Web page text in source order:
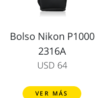
Bolso Nikon P1000
2316A
USD 64
VER MÁS